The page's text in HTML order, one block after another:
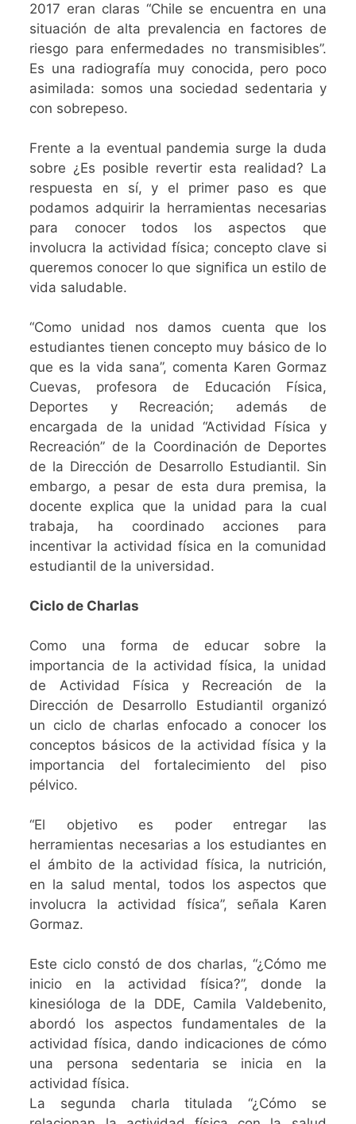
2017 eran claras “Chile se encuentra en una
situación de alta prevalencia en factores de
riesgo para enfermedades no transmisibles”.
Es una radiografía muy conocida, pero poco
asimilada: somos una sociedad sedentaria y
con sobrepeso.
Frente a la eventual pandemia surge la duda
sobre ¿Es posible revertir esta realidad? La
respuesta en sí, y el primer paso es que
podamos adquirir la herramientas necesarias
para conocer todos los aspectos que
involucra la actividad física; concepto clave si
queremos conocer lo que significa un estilo de
vida saludable.
“Como unidad nos damos cuenta que los
estudiantes tienen concepto muy básico de lo
que es la vida sana”, comenta Karen Gormaz
Cuevas, profesora de Educación Física,
Deportes y Recreación; además de
encargada de la unidad “Actividad Física y
Recreación” de la Coordinación de Deportes
de la Dirección de Desarrollo Estudiantil. Sin
embargo, a pesar de esta dura premisa, la
docente explica que la unidad para la cual
trabaja, ha coordinado acciones para
incentivar la actividad física en la comunidad
estudiantil de la universidad.
Ciclo de Charlas
Como una forma de educar sobre la
importancia de la actividad física, la unidad
de Actividad Física y Recreación de la
Dirección de Desarrollo Estudiantil organizó
un ciclo de charlas enfocado a conocer los
conceptos básicos de la actividad física y la
importancia del fortalecimiento del piso
pélvico.
“El objetivo es poder entregar las
herramientas necesarias a los estudiantes en
el ámbito de la actividad física, la nutrición,
en la salud mental, todos los aspectos que
involucra la actividad física”, señala Karen
Gormaz.
Este ciclo constó de dos charlas, “¿Cómo me
inicio en la actividad física?”, donde la
kinesióloga de la DDE, Camila Valdebenito,
abordó los aspectos fundamentales de la
actividad física, dando indicaciones de cómo
una persona sedentaria se inicia en la
actividad física.
La segunda charla titulada “¿Cómo se